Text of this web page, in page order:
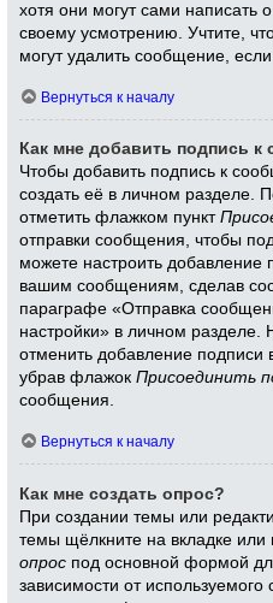
хотя они могут сами написать
своему усмотрению. Учтите,
могут удалить сообщение, если
Вернуться к началу
Как мне добавить подпись
Чтобы добавить подпись к
создать её в личном разделе.
отметить флажком пункт
отправки сообщения, чтобы
можете настроить
вашим сообщениям, сделав
параграфе «Отправка
настройки» в личном
отменить добавление подписи
убрав флажокПрисоединить
сообщения.
Вернуться к началу
Как мне создать опрос?
При создании темы или
темы щёлкните на вкладке
опрос под основной формой
зависимости от